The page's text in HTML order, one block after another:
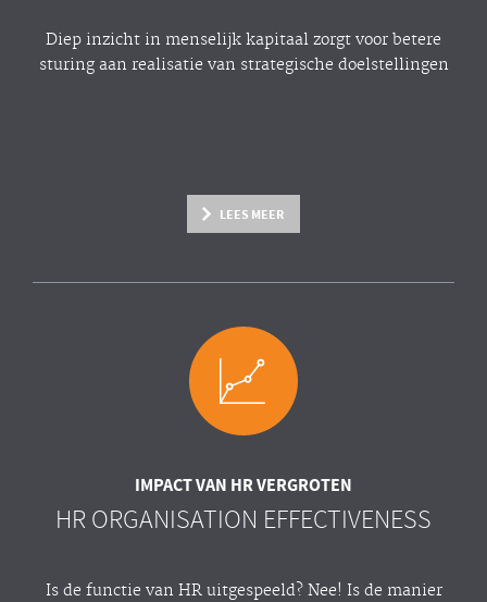
Diep inzicht in menselijk kapitaal zorgt voor betere
sturing aan realisatie van strategische doelstellingen
LEES MEER
IMPACT VAN HR VERGROTEN
HR ORGANISATION EFFECTIVENESS
Is de functie van HR uitgespeeld? Nee! Is de manier